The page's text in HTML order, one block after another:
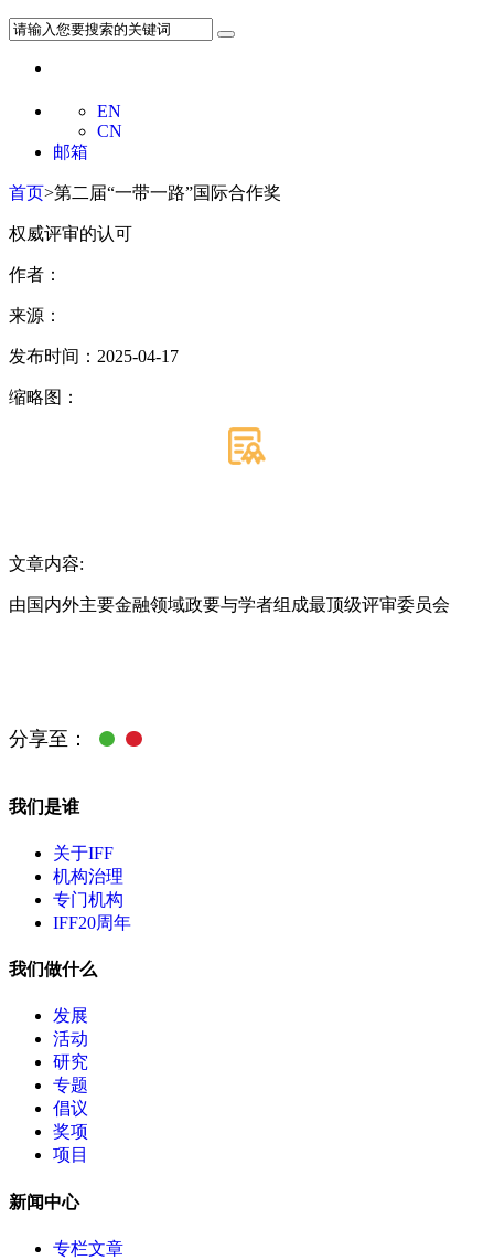
EN
CN
邮箱
首页>第二届“一带一路”国际合作奖
权威评审的认可
作者：
来源：
发布时间：2025-04-17
缩略图：
文章内容:
由国内外主要金融领域政要与学者组成最顶级评审委员会
分享至：
我们是谁
关于IFF
机构治理
专门机构
IFF20周年
我们做什么
发展
活动
研究
专题
倡议
奖项
项目
新闻中心
专栏文章